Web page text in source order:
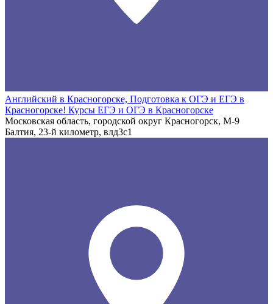
Английский в Красногорске, Подготовка к ОГЭ и ЕГЭ в
Красногорске! Курсы ЕГЭ и ОГЭ в Красногорске
Московская область, городской округ Красногорск, М-9
Балтия, 23-й километр, влд3с1